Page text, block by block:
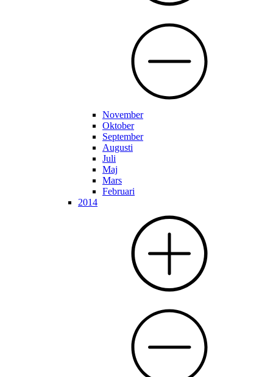
November
Oktober
September
Augusti
Juli
Maj
Mars
Februari
2014